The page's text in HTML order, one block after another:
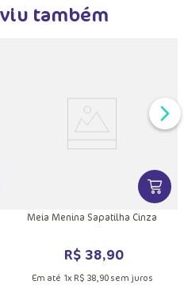
também
INFORMAÇÕES DOVER
Meia Menina Sapatilha Cinza
R$ 38,90
Em até 1x R$ 38,90sem juros